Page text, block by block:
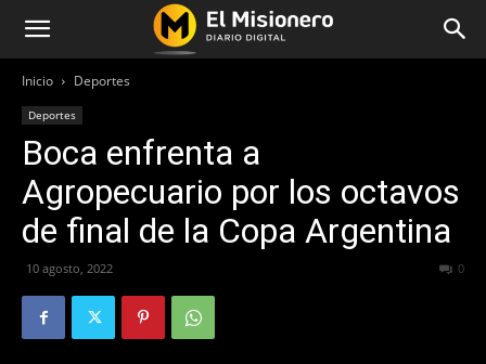
Inicio Deportes
Deportes
Boca enfrenta a
Agropecuario por los octavos
de final de la Copa Argentina
10 agosto, 2022 0